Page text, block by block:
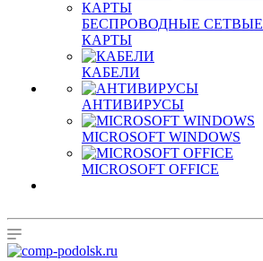
БЕСПРОВОДНЫЕ СЕТВЫЕ
КАРТЫ
КАБЕЛИ
АНТИВИРУСЫ
MICROSOFT WINDOWS
MICROSOFT OFFICE